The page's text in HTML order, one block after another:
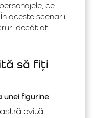
ce
aceste scenarii
decât ați
să fiți
unei figurine
evită